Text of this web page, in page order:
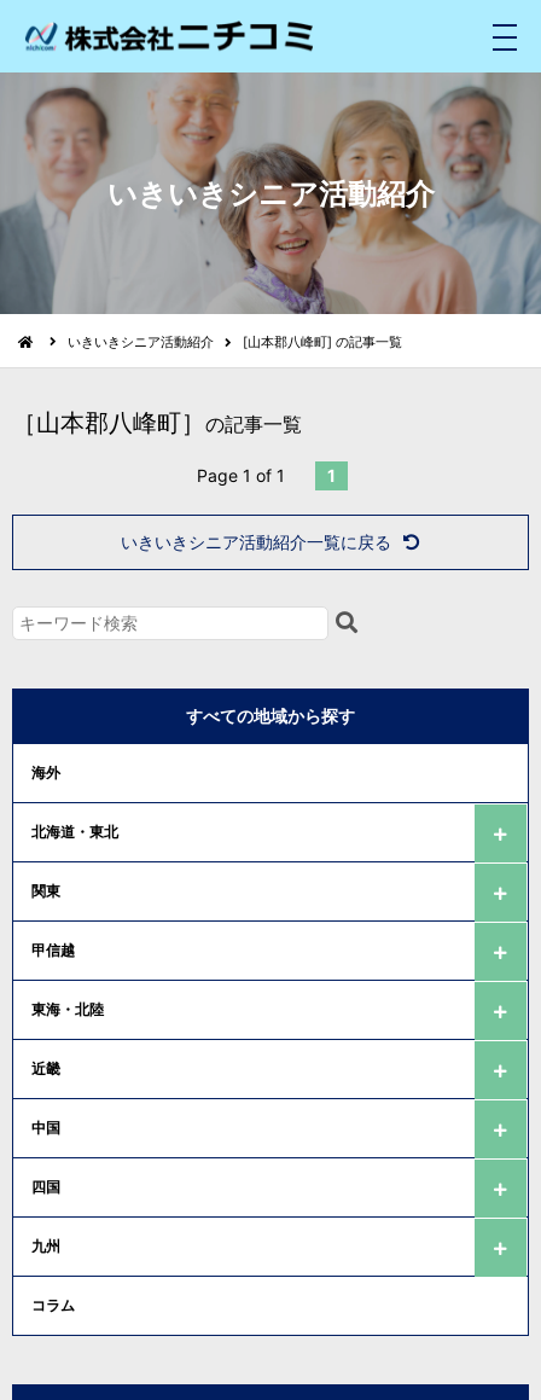
メ
ニ
ュ
いきいきシニア活動紹介
いきいきシニア活動紹介 [山本郡八峰町] の記事一覧
［山本郡八峰町］ の記事一覧
Page 1 of 1 1
いきいきシニア活動紹介一覧に戻る
すべての地域から探す
海外
北海道・東北
関東
甲信越
東海・北陸
近畿
中国
四国
九州
コラム